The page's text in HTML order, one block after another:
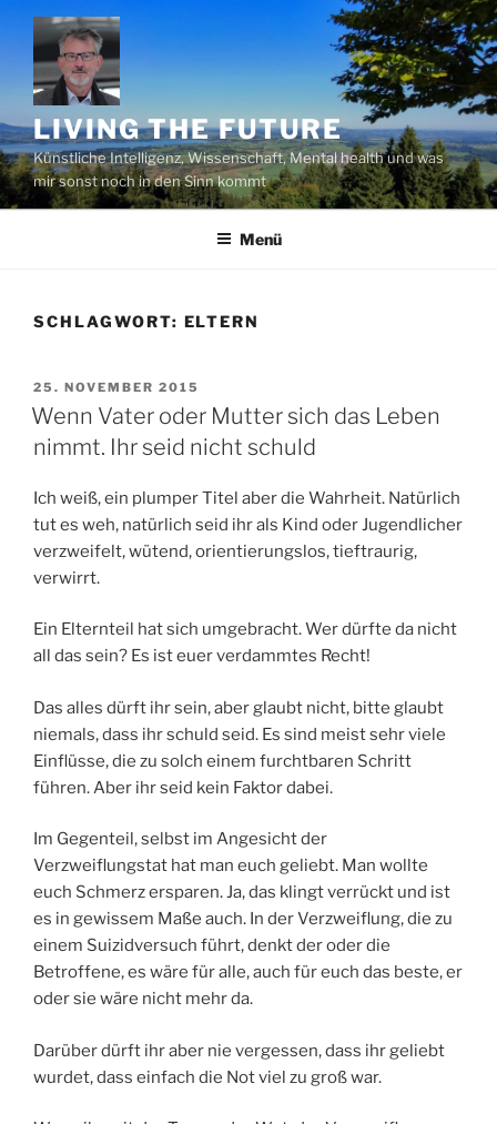
Zum
Inhalt
springen
LIVING THE FUTURE
Künstliche Intelligenz, Wissenschaft, Mental health und was
mir sonst noch in den Sinn kommt
Menü
SCHLAGWORT: ELTERN
VERÖFFENTLICHT
AM
25. NOVEMBER 2015
Wenn Vater oder Mutter sich das Leben
nimmt. Ihr seid nicht schuld
Ich weiß, ein plumper Titel aber die Wahrheit. Natürlich
tut es weh, natürlich seid ihr als Kind oder Jugendlicher
verzweifelt, wütend, orientierungslos, tieftraurig,
verwirrt.
Ein Elternteil hat sich umgebracht. Wer dürfte da nicht
all das sein? Es ist euer verdammtes Recht!
Das alles dürft ihr sein, aber glaubt nicht, bitte glaubt
niemals, dass ihr schuld seid. Es sind meist sehr viele
Einflüsse, die zu solch einem furchtbaren Schritt
führen. Aber ihr seid kein Faktor dabei.
Im Gegenteil, selbst im Angesicht der
Verzweiflungstat hat man euch geliebt. Man wollte
euch Schmerz ersparen. Ja, das klingt verrückt und ist
es in gewissem Maße auch. In der Verzweiflung, die zu
einem Suizidversuch führt, denkt der oder die
Betroffene, es wäre für alle, auch für euch das beste, er
oder sie wäre nicht mehr da.
Darüber dürft ihr aber nie vergessen, dass ihr geliebt
wurdet, dass einfach die Not viel zu groß war.